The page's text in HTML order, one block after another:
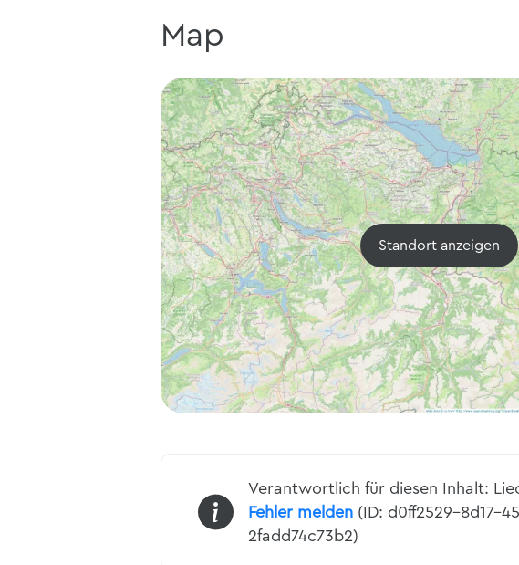
Map
Standort anzeigen
Verantwortlich für diesen Inhalt:
Fehler melden(ID: d0ff2529-8d17-
2fadd74c73b2)